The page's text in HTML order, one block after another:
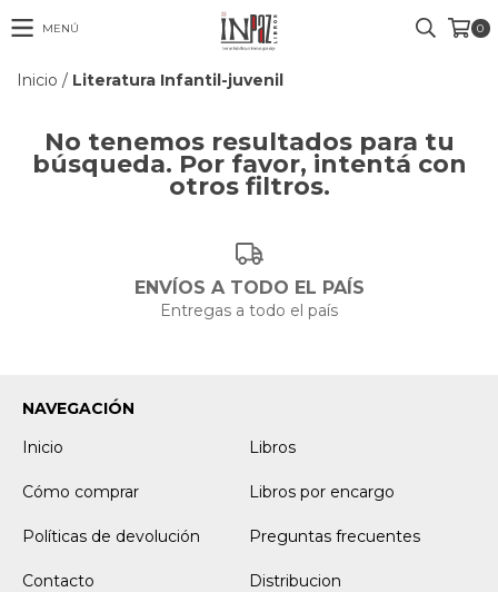
MENÚ 0
Inicio / Literatura Infantil-juvenil
No tenemos resultados para tu
búsqueda. Por favor, intentá con
otros filtros.
ENVÍOS A TODO EL PAÍS
Entregas a todo el país
NAVEGACIÓN
Inicio
Libros
Cómo comprar Libros por encargo
Políticas de devolución Preguntas frecuentes
Contacto Distribucion